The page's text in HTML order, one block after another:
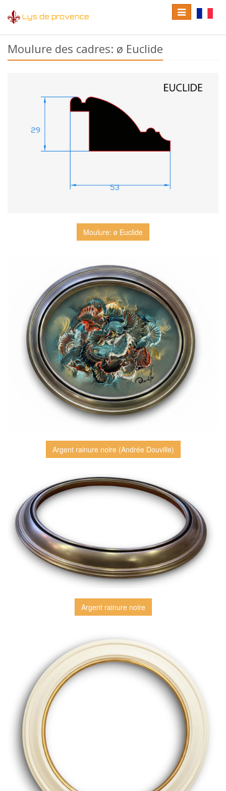
Lys de provence
language
Toggle
navigation
Moulure des cadres: ø Euclide
Moulure: ø Euclide
Argent rainure noire (Andrée Douville)
Argent rainure noire